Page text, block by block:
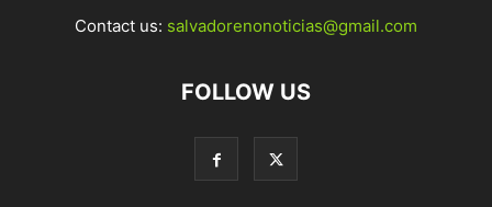
Contact us: salvadorenonoticias@gmail.com
FOLLOW US